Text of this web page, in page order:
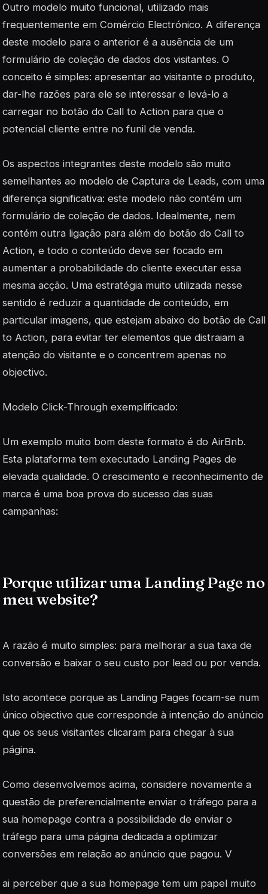
Outro modelo muito funcional, utilizado mais
frequentemente em Comércio Electrónico. A diferença
deste modelo para o anterior é a ausência de um
formulário de coleção de dados dos visitantes. O
conceito é simples: apresentar ao visitante o produto,
dar-lhe razões para ele se interessar e levá-lo a
carregar no botão do Call to Action para que o
potencial cliente entre no funil de venda.
Os aspectos integrantes deste modelo são muito
semelhantes ao modelo de Captura de Leads, com uma
diferença significativa: este modelo não contém um
formulário de coleção de dados. Idealmente, nem
contém outra ligação para além do botão do Call to
Action, e todo o conteúdo deve ser focado em
aumentar a probabilidade do cliente executar essa
mesma acção. Uma estratégia muito utilizada nesse
sentido é reduzir a quantidade de conteúdo, em
particular imagens, que estejam abaixo do botão de Call
to Action, para evitar ter elementos que distraiam a
atenção do visitante e o concentrem apenas no
objectivo.
Modelo Click-Through exemplificado:
Um exemplo muito bom deste formato é do AirBnb.
Esta plataforma tem executado Landing Pages de
elevada qualidade. O crescimento e reconhecimento de
marca é uma boa prova do sucesso das suas
campanhas:
Porque utilizar uma Landing Page no
meu website?
A razão é muito simples: para melhorar a sua taxa de
conversão e baixar o seu custo por lead ou por venda.
Isto acontece porque as Landing Pages focam-se num
único objectivo que corresponde à intenção do anúncio
que os seus visitantes clicaram para chegar à sua
página.
Como desenvolvemos acima, considere novamente a
questão de preferencialmente enviar o tráfego para a
sua homepage contra a possibilidade de enviar o
tráfego para uma página dedicada a optimizar
conversões em relação ao anúncio que pagou. V
ai perceber que a sua homepage tem um papel muito